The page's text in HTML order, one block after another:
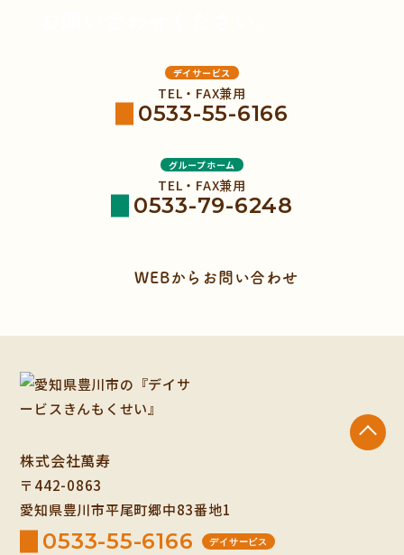
デイサービス
TEL・FAX兼用
0533-55-6166
グループホーム
TEL・FAX兼用
0533-79-6248
WEBからお問い合わせ
株式会社萬寿
〒442-0863
愛知県豊川市平尾町郷中83番地1
0533-55-6166 デイサービス